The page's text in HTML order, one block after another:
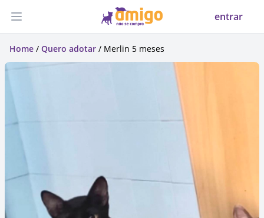
Abrir menu entrar
Home / Quero adotar / Merlin 5 meses